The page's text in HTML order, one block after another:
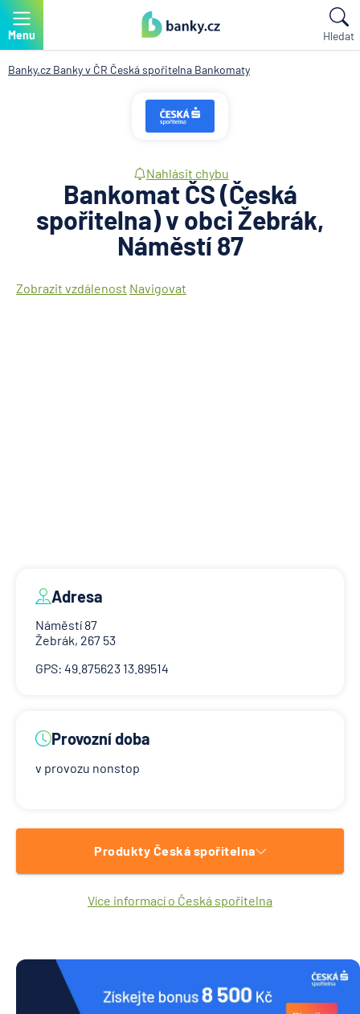
Menu Hledat
Banky.cz Banky v ČR Česká spořitelna Bankomaty
Nahlásit chybu
Bankomat ČS (Česká
spořitelna) v obci Žebrák,
Náměstí 87
Zobrazit vzdálenost Navigovat
Adresa
Náměstí 87
Žebrák, 267 53
GPS: 49.875623 13.89514
Provozní doba
v provozu nonstop
Produkty Česká spořitelna
Více informací o Česká spořitelna